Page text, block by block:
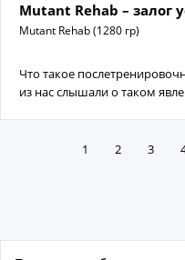
Mutant Rehab – залог
Mutant Rehab (1280 гр)
Что такое
из нас слышали о таком
1 2 3